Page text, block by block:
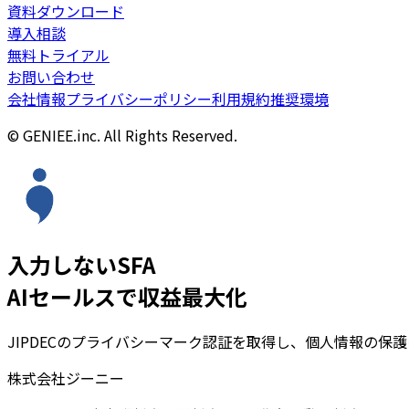
資料ダウンロード
導入相談
無料トライアル
お問い合わせ
会社情報プライバシーポリシー利用規約推奨環境
© GENIEE.inc. All Rights Reserved.
入力しないSFA
AIセールスで収益最大化
JIPDECのプライバシーマーク認証を取得し、個人情報の保
株式会社ジーニー